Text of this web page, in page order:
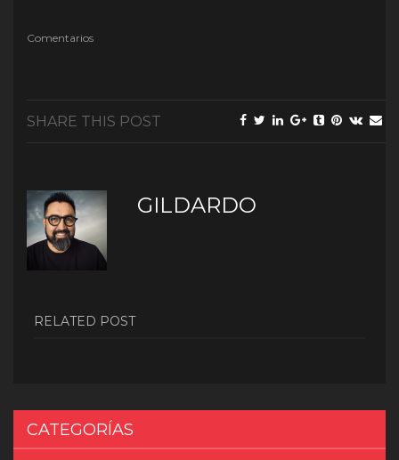
Comentarios
SHARE THIS POST
GILDARDO
RELATED POST
CATEGORÍAS